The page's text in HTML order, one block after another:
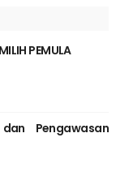
PEMULA
Pengawasan